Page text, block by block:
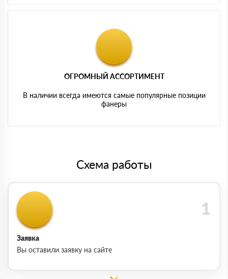
ОГРОМНЫЙ АССОРТИМЕНТ
В наличии всегда имеются самые популярные позиции
фанеры
Схема работы
Заявка
Вы оставили заявку на сайте